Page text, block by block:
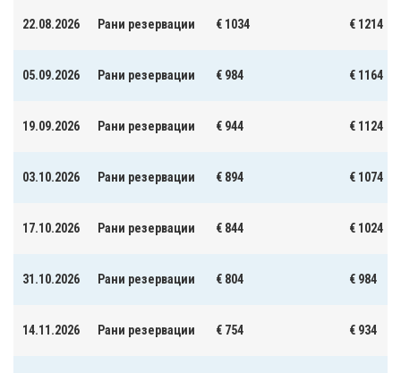
22.08.2026 Рани резервации € 1034 € 1214
05.09.2026 Рани резервации € 984 € 1164
19.09.2026 Рани резервации € 944 € 1124
03.10.2026 Рани резервации € 894 € 1074
17.10.2026 Рани резервации € 844 € 1024
31.10.2026 Рани резервации € 804 € 984
14.11.2026 Рани резервации € 754 € 934